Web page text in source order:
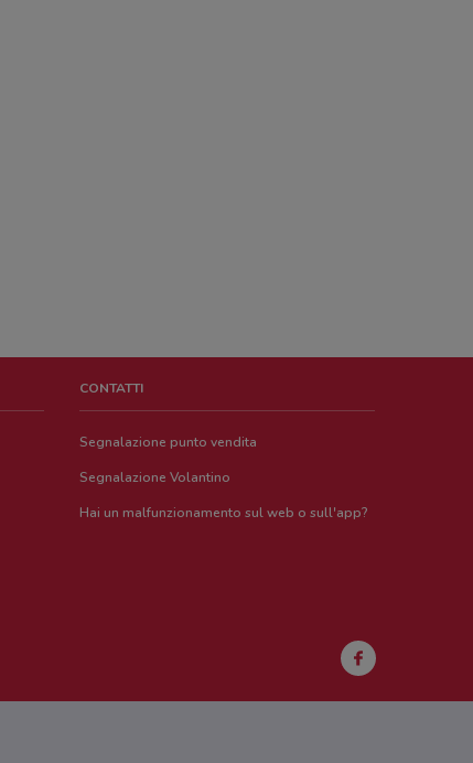
CONTATTI
Segnalazione punto vendita
Segnalazione Volantino
Hai un malfunzionamento sul web o sull'app?